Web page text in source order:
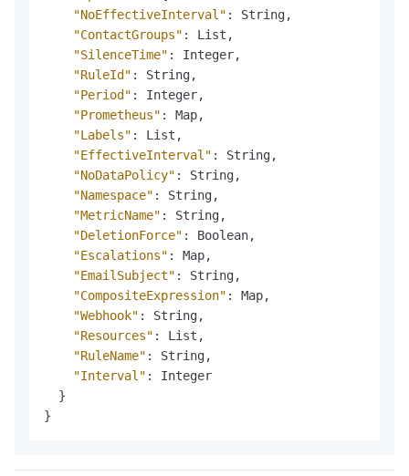
"NoEffectiveInterval" : String,
"ContactGroups" : List ,
"SilenceTime" : Integer,
"RuleId" : String,
"Period" : Integer,
"Prometheus" : Map,
"Labels" : List ,
"EffectiveInterval" : String,
"NoDataPolicy" : String,
"Namespace" : String,
"MetricName" : String,
"DeletionForce" : Boolean,
"Escalations" : Map,
"EmailSubject" : String,
"CompositeExpression" : Map,
"Webhook" : String,
"Resources" : List ,
"RuleName" : String,
"Interval" :
Integer
}
}